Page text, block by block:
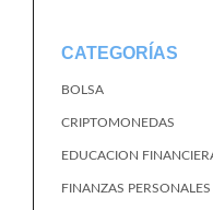
CATEGORÍAS
BOLSA
CRIPTOMONEDAS
EDUCACION
FINANZAS PERSONALES